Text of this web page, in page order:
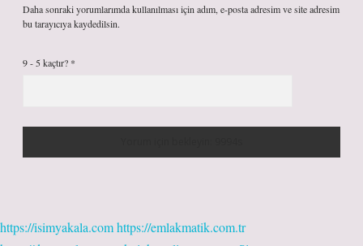
Daha sonraki yorumlarımda kullanılması için adım, e-posta adresim ve site adresim
bu tarayıcıya kaydedilsin.
9 - 5 kaçtır? *
https://isimyakala.comhttps://emlakmatik.com.tr